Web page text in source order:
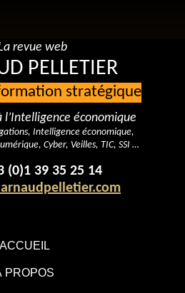
ACCUEIL
PROPOS
revue web
PELLETIER
stratégique
l’Intelligence économique
Intelligence économique,
Cyber, Veilles, TIC, SSI …
(0)1 39 35 25 14